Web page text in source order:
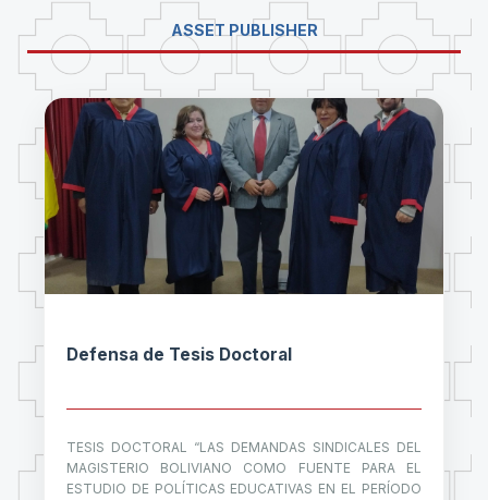
ASSET PUBLISHER
Defensa de Tesis Doctoral
TESIS DOCTORAL “LAS DEMANDAS SINDICALES DEL
MAGISTERIO BOLIVIANO COMO FUENTE PARA EL
ESTUDIO DE POLÍTICAS EDUCATIVAS EN EL PERÍODO